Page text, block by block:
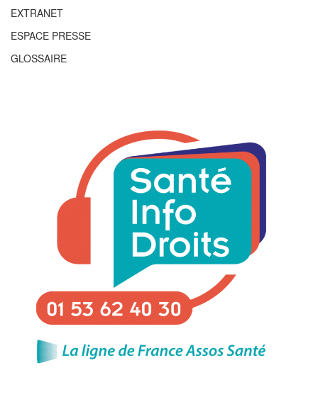
EXTRANET
ESPACE PRESSE
GLOSSAIRE